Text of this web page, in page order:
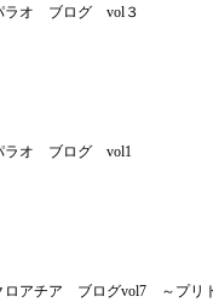
ラオ ブログ vol３
ラオ ブログ vol1
ロアチア ブログvol7 ～プリ